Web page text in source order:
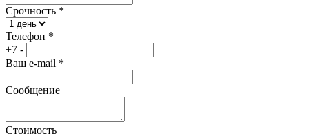
Срочность *
Телефон *
+7 -
Ваш e-mail *
Сообщение
Стоимость